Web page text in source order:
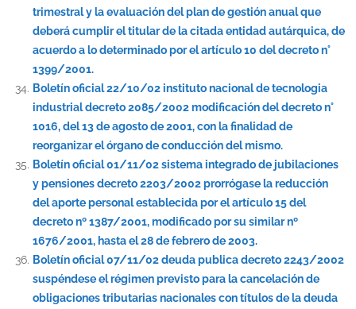
trimestral y la evaluación del plan de gestión anual que
deberá cumplir el titular de la citada entidad autárquica, de
acuerdo a lo determinado por el artículo 10 del decreto n°
1399/2001.
Boletín oficial 22/10/02 instituto nacional de tecnologia
industrial decreto 2085/2002 modificación del decreto n°
1016, del 13 de agosto de 2001, con la finalidad de
reorganizar el órgano de conducción del mismo.
Boletín oficial 01/11/02 sistema integrado de jubilaciones
y pensiones decreto 2203/2002 prorrógase la reducción
del aporte personal establecida por el artículo 15 del
decreto nº 1387/2001, modificado por su similar nº
1676/2001, hasta el 28 de febrero de 2003.
Boletín oficial 07/11/02 deuda publica decreto 2243/2002
suspéndese el régimen previsto para la cancelación de
obligaciones tributarias nacionales con títulos de la deuda